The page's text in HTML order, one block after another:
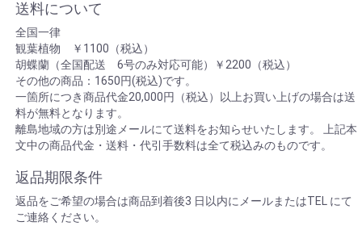
送料について
全国一律
観葉植物 ￥1100（税込）
胡蝶蘭（全国配送 6号のみ対応可能）￥2200（税込）
その他の商品：1650円(税込)です。
一箇所につき商品代金20,000円（税込）以上お買い上げの場合は送
料が無料となります。
離島地域の方は別途メールにて送料をお知らせいたします。 上記本
文中の商品代金・送料・代引手数料は全て税込みのものです。
返品期限条件
返品をご希望の場合は商品到着後3 日以内にメールまたはTEL にて
ご連絡ください。